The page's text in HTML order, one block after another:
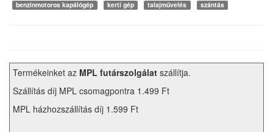
benzinmotoros kapálógép
kerti gép talajművelés szántás
Termékeinket az MPL futárszolgálat szállítja.
Szállítás díj MPL csomagpontra 1.499 Ft
MPL házhozszállítás díj 1.599 Ft